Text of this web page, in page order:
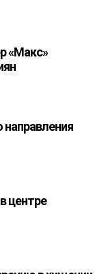
«Макс»
центре